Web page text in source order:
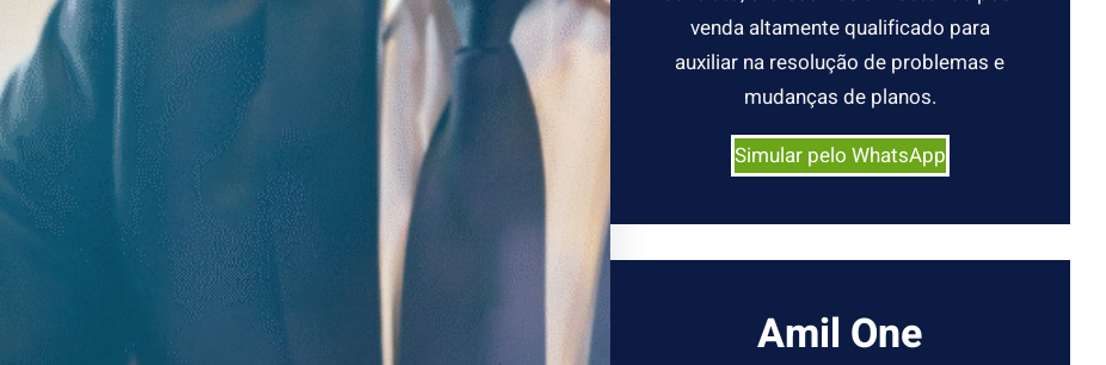
venda altamente qualificado para
auxiliar na resolução de problemas e
mudanças de planos.
Simular pelo WhatsApp
Amil One